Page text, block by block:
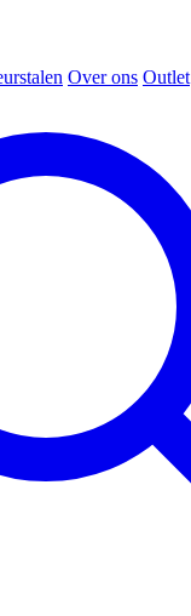
Over ons Outlet